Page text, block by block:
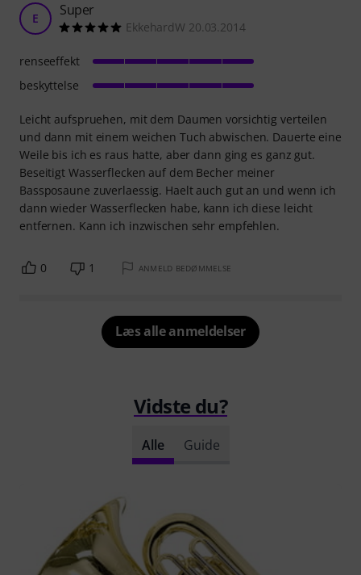
E Super
EkkehardW 20.03.2014
Leicht aufspruehen, mit dem Daumen vorsichtig verteilen
und dann mit einem weichen Tuch abwischen. Dauerte eine
Weile bis ich es raus hatte, aber dann ging es ganz gut.
Beseitigt Wasserflecken auf dem Becher meiner
Bassposaune zuverlaessig. Haelt auch gut an und wenn ich
dann wieder Wasserflecken habe, kann ich diese leicht
entfernen. Kann ich inzwischen sehr empfehlen.
renseeffekt
beskyttelse
0 1 ANMELD BEDØMMELSE
Læs alle anmeldelser
Vidste du?
Alle Guide